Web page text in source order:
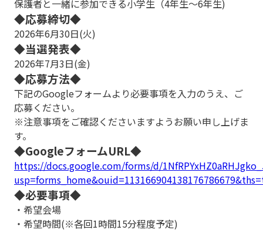
保護者と一緒に参加できる小学生（4年生～6年生)
◆応募締切◆
2026年6月30日(火)
◆当選発表◆
2026年7月3日(金)
◆応募方法◆
下記のGoogleフォームより必要事項を入力のうえ、ご
応募ください。
※注意事項をご確認くださいますようお願い申し上げま
す。
◆GoogleフォームURL◆
https://docs.google.com/forms/d/
◆必要事項◆
・希望会場
・希望時間(※各回1時間15分程度予定)